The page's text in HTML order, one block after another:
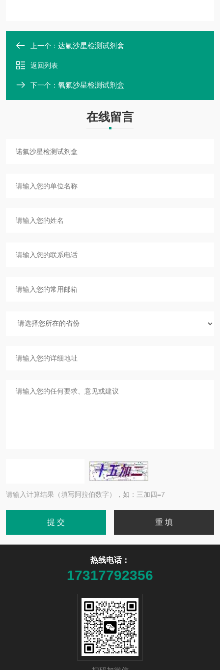
上一个： 达氟沙星检测试剂盒
返回列表
下一个： 氧氟沙星检测试剂盒
在线留言
请输入计算结果（填写阿拉伯数字），如：三加四=7
热线电话：
17317792356